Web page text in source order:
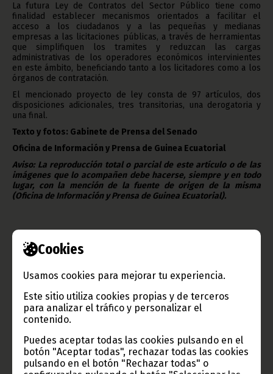
Cookies
Usamos cookies para mejorar tu experiencia.
Este sitio utiliza cookies propias y de terceros
para analizar el tráfico y personalizar el
contenido.
Puedes aceptar todas las cookies pulsando en el
botón "Aceptar todas", rechazar todas las cookies
pulsando en el botón "Rechazar todas" o
La futura Ley de Contratos del Sector Público tiene como
finalidad establecer mecanismos orientados a facilitar el
acceso a los ciudadanos y a las pequeñas y medianas
empresas a las licitaciones públicas, a través de herramientas
que simplifiquen los tramites y reduzcan las cargas
administrativas de los operadores económicos intervinientes
en este ámbito, beneficiando tanto a los licitadores como a los
órganos de contratación.
El mencionado proyecto de ley consta de 97 artículos, dos
disposiciones adicionales, tres transitorias, una derogatoria y
una final.
Texto y fotos: Gabinete de Prensa del Senado
Oficina de Información y Prensa de Guinea Ecuatorial
Aviso: La reproducción total o parcial de este artículo o de las
imágenes que lo acompañen debe hacerse, siempre y en todo
lugar, con la mención de la fuente de origen de la misma
(Oficina de Información y Prensa de Guinea Ecuatorial).
Gobierno e Instituciones
Información de Guinea Ecuatorial